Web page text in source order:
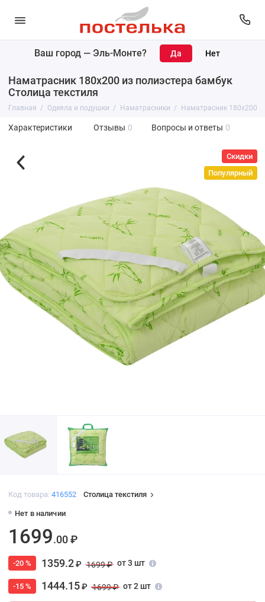
Ваш город — Эль-Монте?
Наматрасник 180х200 из полиэстера бамбук
Столица текстиля
Главная Одеяла и подушки Наматрасники Наматрасник 180х200
Характеристики Отзывы 0 Вопросы и ответы 0
Скидки
Популярный
Код товара: 416552 Столица текстиля
Нет в наличии
1699.00 ₽
-20 % 1359.2₽ 1699 ₽ от 3 шт
-15 % 1444.15₽ 1699 ₽ от 2 шт